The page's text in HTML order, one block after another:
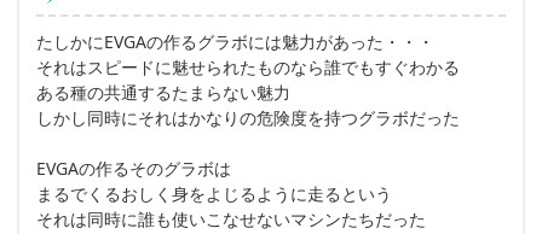
たしかにEVGAの作るグラボには魅力があった・・・
それはスピードに魅せられたものなら誰でもすぐわかる
ある種の共通するたまらない魅力
しかし同時にそれはかなりの危険度を持つグラボだった
EVGAの作るそのグラボは
まるでくるおしく身をよじるように走るという
それは同時に誰も使いこなせないマシンたちだった